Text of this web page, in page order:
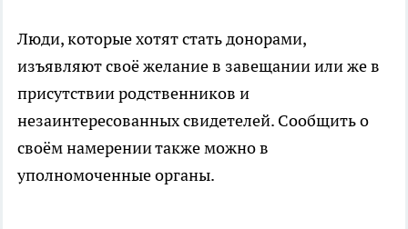
Люди, которые хотят стать донорами,
изъявляют своё желание в завещании или же в
присутствии родственников и
незаинтересованных свидетелей. Сообщить о
своём намерении также можно в
уполномоченные органы.